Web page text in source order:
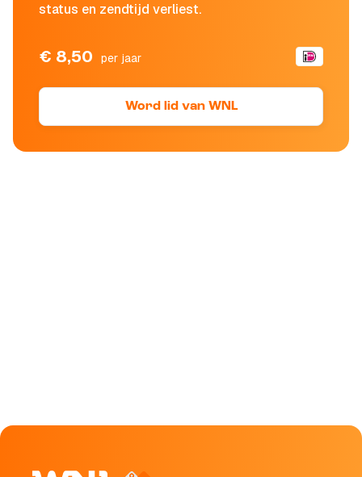
status en zendtijd verliest.
€ 8,50 per jaar
Word lid van WNL